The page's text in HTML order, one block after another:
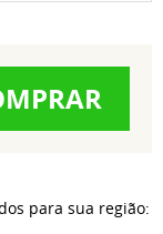
para sua região: